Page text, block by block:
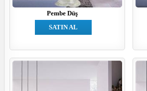
Pembe Düş
SATIN AL